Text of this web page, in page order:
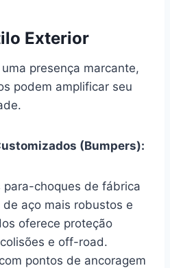
Exterior
presença marcante,
podem amplificar seu
(Bumpers):
para-choques de fábrica
de aço mais robustos e
oferece proteção
e off-road.
pontos de ancoragem